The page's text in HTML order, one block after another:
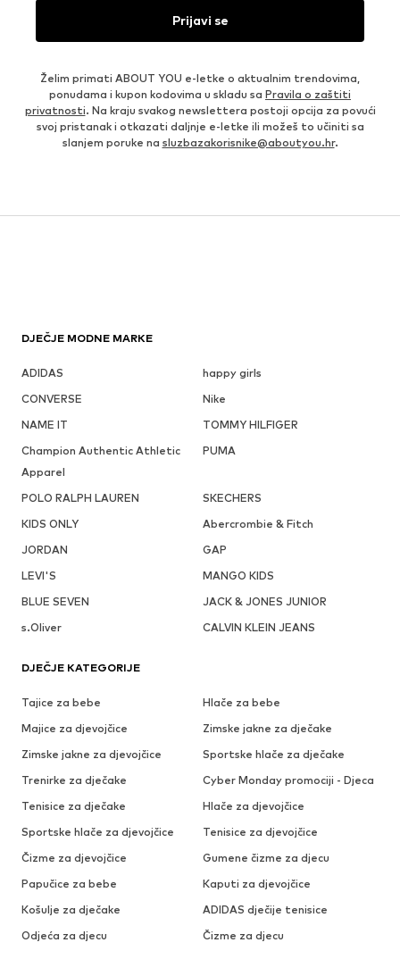
Prijavi se
Želim primati ABOUT YOU e-letke o aktualnim trendovima,
ponudama i kupon kodovima u skladu sa Pravila o zaštiti
privatnosti. Na kraju svakog newslettera postoji opcija za povući
svoj pristanak i otkazati daljnje e-letke ili možeš to učiniti sa
slanjem poruke na sluzbazakorisnike@aboutyou.hr.
DJEČJE MODNE MARKE
ADIDAS
happy girls
CONVERSE
Nike
NAME IT
TOMMY HILFIGER
Champion Authentic Athletic
Apparel
PUMA
POLO RALPH LAUREN
SKECHERS
KIDS ONLY
Abercrombie & Fitch
JORDAN
GAP
LEVI'S
MANGO KIDS
BLUE SEVEN
JACK & JONES JUNIOR
s.Oliver
CALVIN KLEIN JEANS
DJEČJE KATEGORIJE
Tajice za bebe
Hlače za bebe
Majice za djevojčice
Zimske jakne za dječake
Zimske jakne za djevojčice
Sportske hlače za dječake
Trenirke za dječake
Cyber Monday promociji - Djeca
Tenisice za dječake
Hlače za djevojčice
Sportske hlače za djevojčice
Tenisice za djevojčice
Čizme za djevojčice
Gumene čizme za djecu
Papučice za bebe
Kaputi za djevojčice
Košulje za dječake
ADIDAS dječije tenisice
Odjeća za djecu
Čizme za djecu